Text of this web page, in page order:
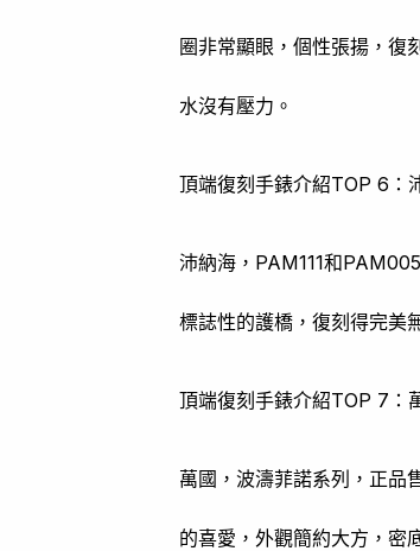
圈非常顯眼，個性張揚，復
水沒有壓力。
頂端復刻手錶介紹TOP 6：
沛納海，PAM111和
標誌性的護橋，復刻得完美
頂端復刻手錶介紹TOP 7：
萬國，波濤菲諾系列，正品
的喜愛，外觀簡約大方，密